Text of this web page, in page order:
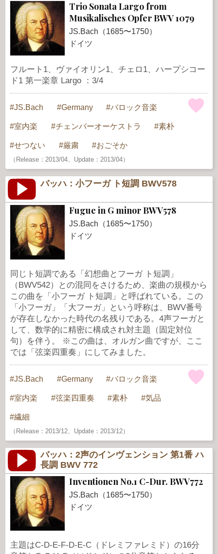
Trio Sonata Largo from
Musikalisches Opfer BWV 1079
JS.Bach（1685〜1750）
ドイツ
フルート1、ヴァイオリン1、チェロ1、ハープシコー
ド1 第一楽章 Largo ：3/4
JS.Bach Germany バロック音楽
室内楽 チェンバーオーケストラ 素朴
せつない 厳粛 おごそか
（Release：2013/04、Update：2013/04）
バッハ：小フーガ ト短調 BWV578
Fugue in G minor BWV578
JS.Bach（1685〜1750）
ドイツ
同じト短調である「幻想曲とフーガ ト短調」
（BWV542）との混同をさけるため、楽曲の規模から
この曲を「小フーガ ト短調」と呼ばれている。この
「小フーガ」「大フーガ」という呼称は、BWV番号
が存在しなかった時代の名残りである。4声フーガと
して、数学的に精密に構成され対主題（固定対位
句）を伴う。 ※この曲は、オルガン曲ですが、ここ
では「弦楽四重奏」にしてみました。
JS.Bach Germany バロック音楽
室内楽 弦楽四重奏 素朴 気品
繊細
（Release：2013/12、Update：2013/12）
バッハ：2声のインヴェンション 第1番 ハ
長調 BWV 772
Inventionen No.1 C-Dur. BWV772
JS.Bach（1685〜1750）
ドイツ
主題はC-D-E-F-D-E-C（ドレミファレミド）の16分